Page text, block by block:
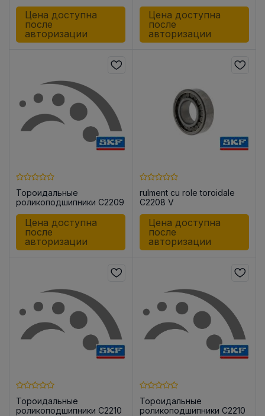
Цена доступна
после
авторизации
Цена доступна
после
авторизации
Тороидальные
роликоподшипники C2209
Цена доступна
после
авторизации
rulment cu role toroidale
C2208 V
Цена доступна
после
авторизации
Тороидальные
роликоподшипники C2210
Тороидальные
роликоподшипники C2210